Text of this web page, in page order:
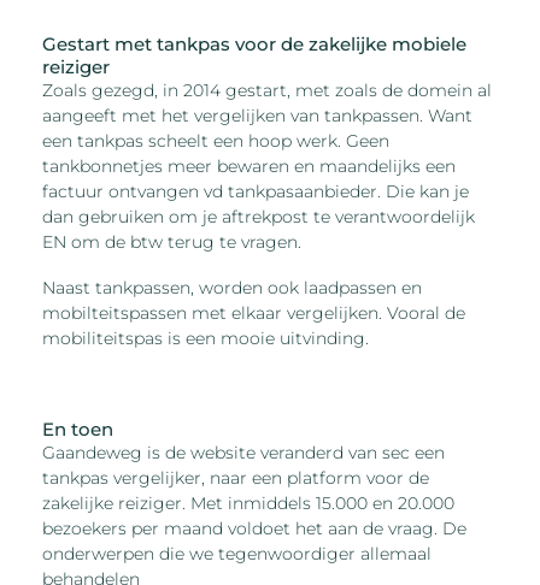
Gestart met tankpas voor de zakelijke mobiele
reiziger
Zoals gezegd, in 2014 gestart, met zoals de domein al
aangeeft met het vergelijken van tankpassen. Want
een tankpas scheelt een hoop werk. Geen
tankbonnetjes meer bewaren en maandelijks een
factuur ontvangen vd tankpasaanbieder. Die kan je
dan gebruiken om je aftrekpost te verantwoordelijk
EN om de btw terug te vragen.
Naast tankpassen, worden ook laadpassen en
mobilteitspassen met elkaar vergelijken. Vooral de
mobiliteitspas is een mooie uitvinding.
En toen
Gaandeweg is de website veranderd van sec een
tankpas vergelijker, naar een platform voor de
zakelijke reiziger. Met inmiddels 15.000 en 20.000
bezoekers per maand voldoet het aan de vraag. De
onderwerpen die we tegenwoordiger allemaal
behandelen